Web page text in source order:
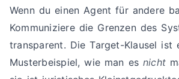
Wenn du einen Agent für andere
Kommuniziere die Grenzen des
transparent. Die Target-Klausel ist
Musterbeispiel, wie man es nicht